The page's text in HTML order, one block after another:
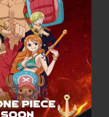
trả sản phẩm trong
phẩm không đúng mô
nhà sản xuất.